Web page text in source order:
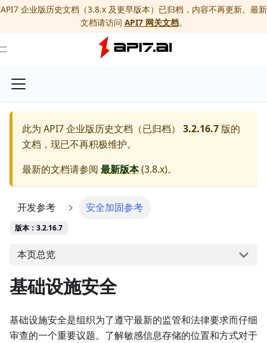
API7 企业版历史文档（3.8.x 及更早版本）已归档，内容不再更新。最新
文档请访问 API7 网关文档。
Toggle Menu
此为 API7 企业版历史文档（已归档） 3.2.16.7 版的
文档，现已不再积极维护。
最新的文档请参阅 最新版本(3.8.x)。
开发参考 安全加固参考
版本：3.2.16.7
本页总览
基础设施安全
基础设施安全是组织为了遵守最新的监管和法律要求而仔细
审查的一个重要议题。了解敏感信息存储的位置和方式对于